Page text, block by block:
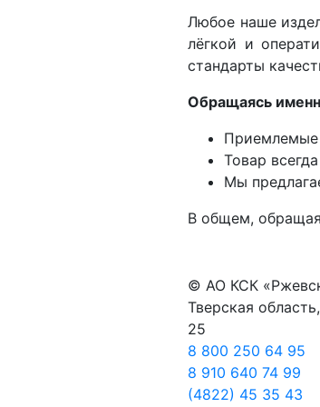
Любое наше
лёгкой и
стандарты
Обращаясь
Приемлемые
Товар
Мы
В общем,
© АО КСК
Тверская
25
8 800 250 64 95
8 910 640 74 99
(4822) 45 35 43